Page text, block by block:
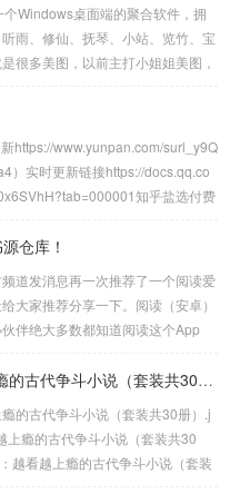
Windows桌面端的聚合软件，拥
雨、修仙、抚琴、小站、览竹、宝
很多美图，以前主打小姐姐美图，
仅支持下载，还可以一键设置成壁
但是现在的太极不仅拥有7+接口随便
播放本地音悦，并且还支持歌词显
https://www.yunpan.com/surl_y9Q
）实时更新链接https://docs.qq.co
知乎盐选付费
外无损音乐专题【202.5GB】http
仓库！
道发消息再一次推荐了一个阅读爱
大家推荐分享一下。阅读（安卓）
伴绝大多数都知道阅读这个App
在还在小版本更新，基本只有一些
停更，现在依然有大佬维护规
网站就是收集了众多书源规则的书
一个是Yiove书源...
资源百科：古典文学必读：越看越上瘾的古代争斗小说（套装共30册）
的古代争斗小说（套装共30册）.j
上瘾的古代争斗小说（套装共30
越看越上瘾的古代争斗小说（套装